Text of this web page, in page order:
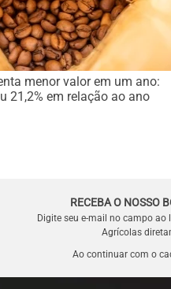
menor valor em um ano:
21,2% em relação ao ano
RECEBA O NOSSO
Digite seu e-mail no campo
Agrícolas
Ao continuar com o